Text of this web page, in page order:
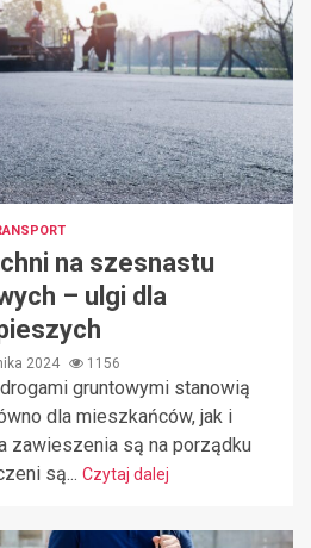
na szesnastu
– ulgi dla
2024 1156
gruntowymi stanowią
dla mieszkańców, jak i
zawieszenia są na porządku
są... Czytaj dalej